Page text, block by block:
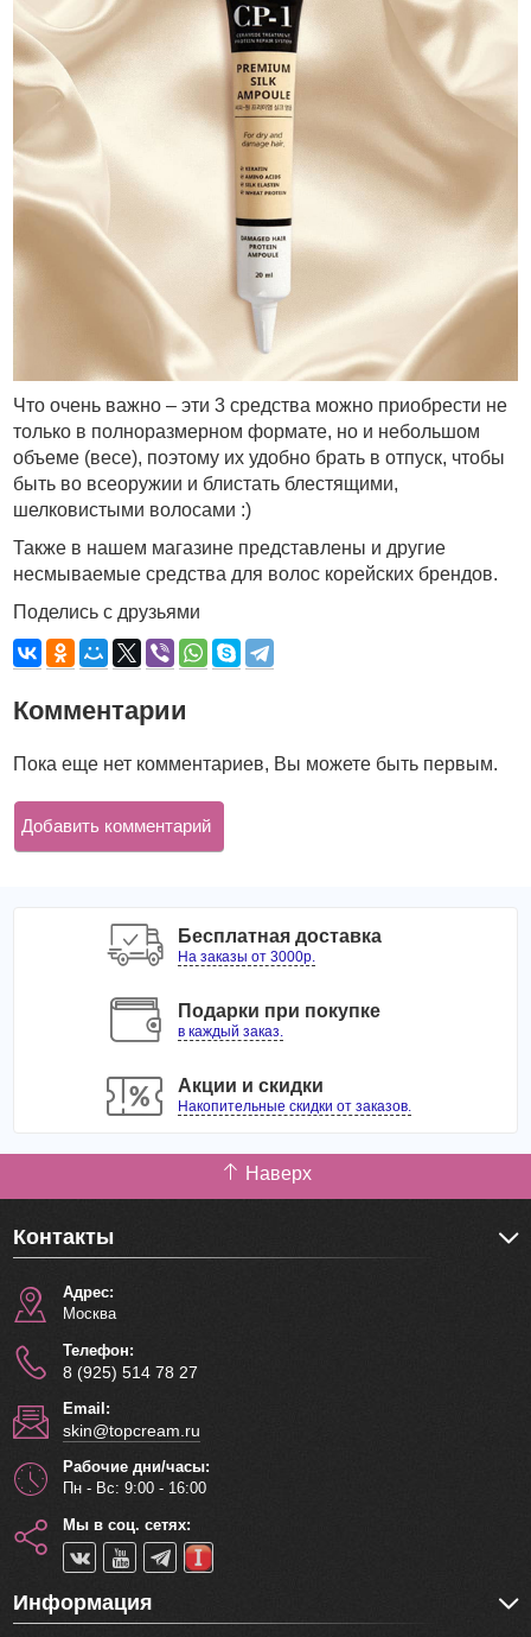
Что очень важно – эти 3 средства можно приобрести не
только в полноразмерном формате, но и небольшом
объеме (весе), поэтому их удобно брать в отпуск, чтобы
быть во всеоружии и блистать блестящими,
шелковистыми волосами :)
Также в нашем магазине представлены и другие
несмываемые средства для волос корейских брендов.
Поделись с друзьями
Комментарии
Пока еще нет комментариев, Вы можете быть первым.
Добавить комментарий
Бесплатная доставка
На заказы от 3000р.
Подарки при покупке
в каждый заказ.
Акции и скидки
Накопительные скидки от заказов.
Наверх
Контакты
Адрес:
Москва
Телефон:
8 (925) 514 78 27
Email:
skin@topcream.ru
Рабочие дни/часы:
Пн - Вс: 9:00 - 16:00
Мы в соц. сетях:
Информация